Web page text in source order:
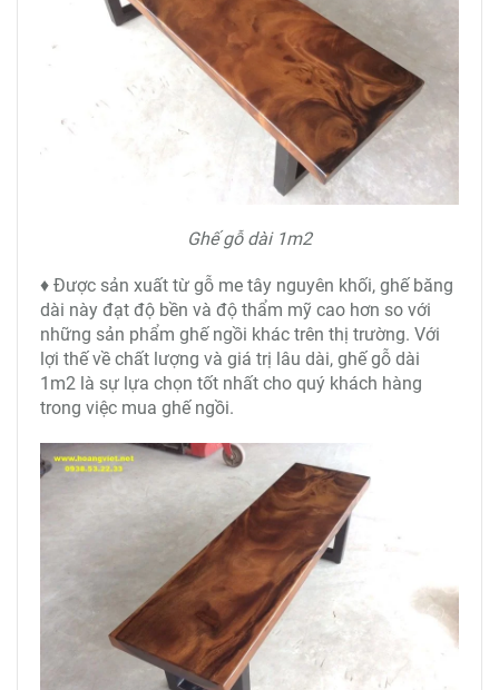
Ghế gỗ dài 1m2
♦ Được sản xuất từ gỗ me tây nguyên khối, ghế băng
dài này đạt độ bền và độ thẩm mỹ cao hơn so với
những sản phẩm ghế ngồi khác trên thị trường. Với
lợi thế về chất lượng và giá trị lâu dài, ghế gỗ dài
1m2 là sự lựa chọn tốt nhất cho quý khách hàng
trong việc mua ghế ngồi.